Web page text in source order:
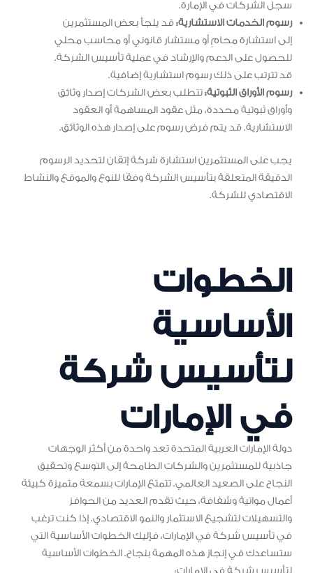
سجل الشركات في الإمارة.
رسوم الخدمات الاستشارية:قد يلجأ بعض المستثمرين
إلى استشارة محامٍ أو مستشار قانوني أو محاسب محلي
للحصول على الدعم والإرشاد في عملية تأسيس الشركة.
قد تترتب على ذلك رسوم استشارية إضافية.
رسوم الأوراق الثبوتية:تتطلب بعض الشركات إصدار وثائق
وأوراق ثبوتية محددة، مثل عقود المساهمة أو العقود
الاستشارية. قد يتم فرض رسوم على إصدار هذه الوثائق.
يجب على المستثمرين استشارة شركة إتقان لتحديد الرسوم
الدقيقة المتعلقة بتأسيس الشركة وفقًا للنوع والموقع والنشاط
الاقتصادي للشركة.
الخطوات
الأساسية
لتأسيس شركة
في الإمارات
دولة الإمارات العربية المتحدة تعد واحدة من أكثر الوجهات
جاذبية للمستثمرين والشركات الطامحة إلى التوسع وتحقيق
النجاح على الصعيد العالمي. تتمتع الإمارات بسمعة متميزة كبيئة
أعمال مواتية وشفافة، حيث تقدم العديد من الحوافز
والتسهيلات لتشجيع الاستثمار والنمو الاقتصادي. إذا كنت ترغب
في تأسيس شركة في الإمارات، فإليك الخطوات الأساسية التي
ستساعدك في إنجاز هذه المهمة بنجاح. الخطوات الأساسية